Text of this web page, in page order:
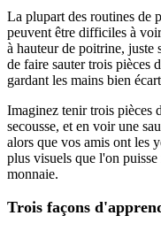
La plupart des routines de
peuvent être difficiles à
à hauteur de poitrine, juste
de faire sauter trois pièces
gardant les mains bien
Imaginez tenir trois pièces
secousse, et en voir une
alors que vos amis ont les
plus visuels que l'on
monnaie.
Trois façons